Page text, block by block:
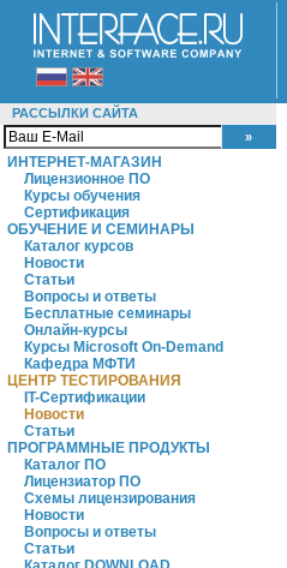
РАССЫЛКИ САЙТА
ИНТЕРНЕТ-МАГАЗИН
Лицензионное ПО
Курсы обучения
Сертификация
ОБУЧЕНИЕ И СЕМИНАРЫ
Каталог курсов
Новости
Статьи
Вопросы и ответы
Бесплатные семинары
Онлайн-курсы
Курсы Microsoft On-Demand
Кафедра МФТИ
ЦЕНТР ТЕСТИРОВАНИЯ
IT-Сертификации
Новости
Статьи
ПРОГРАММНЫЕ ПРОДУКТЫ
Каталог ПО
Лицензиатор ПО
Схемы лицензирования
Новости
Вопросы и ответы
Статьи